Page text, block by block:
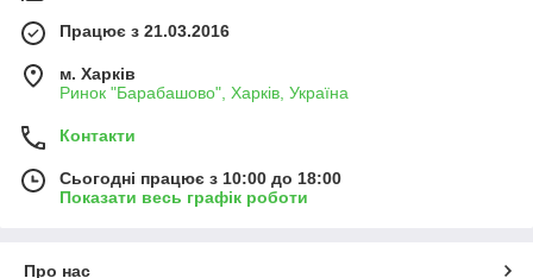
Працює з 21.03.2016
м. Харків
Ринок "Барабашово", Харків, Україна
Контакти
Сьогодні працює з 10:00 до 18:00
Показати весь графік роботи
Про нас